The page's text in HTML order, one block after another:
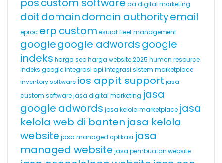
poscustom software da digital marketing
doitdomaindomain authorityemail
eproc erp custom esuratfleet management
googlegoogle adwordsgoogle
indeks harga seoharga website 2025 human resource
indeks googleintegrasi api integrasi sistem marketplace
inventory software ios appit support jasa
custom softwarejasa digital marketing jasa
google adwords jasa kelola marketplace jasa
kelola web di banten jasa kelola
website jasa managed aplikasi jasa
managed website jasa pembuatan website